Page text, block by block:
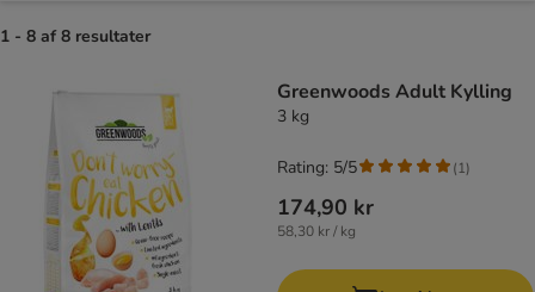
1 - 8 af 8 resultater
Greenwoods Adult Kylling
3 kg
174,90 kr
58,30 kr / kg
Rating: 5/5 (1)